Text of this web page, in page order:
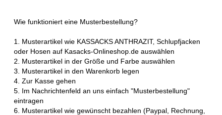
Wie funktioniert eine Musterbestellung?
1. Musterartikel wie KASSACKS ANTHRAZIT, Schlupfjacken
oder Hosen auf Kasacks-Onlineshop.de auswählen
2. Musterartikel in der Größe und Farbe auswählen
3. Musterartikel in den Warenkorb legen
4. Zur Kasse gehen
5. Im Nachrichtenfeld an uns einfach "Musterbestellung"
eintragen
6. Musterartikel wie gewünscht bezahlen (Paypal, Rechnung,